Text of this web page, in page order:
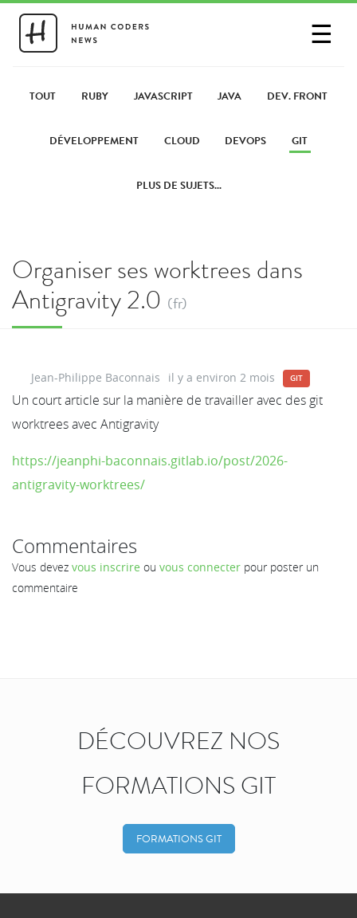
☰
PARTAGER UN LIEN
TOUT RUBY JAVASCRIPT JAVA DEV. FRONT
DÉVELOPPEMENT CLOUD DEVOPS GIT
PLUS DE SUJETS...
Organiser ses worktrees dans
Antigravity 2.0 (fr)
Jean-Philippe Baconnais il y a environ 2 mois GIT
Un court article sur la manière de travailler avec des git
worktrees avec Antigravity
https://jeanphi-baconnais.gitlab.io/post/2026-
antigravity-worktrees/
Commentaires
Vous devez vous inscrire ou vous connecter pour poster un
commentaire
DÉCOUVREZ NOS
FORMATIONS GIT
FORMATIONS GIT